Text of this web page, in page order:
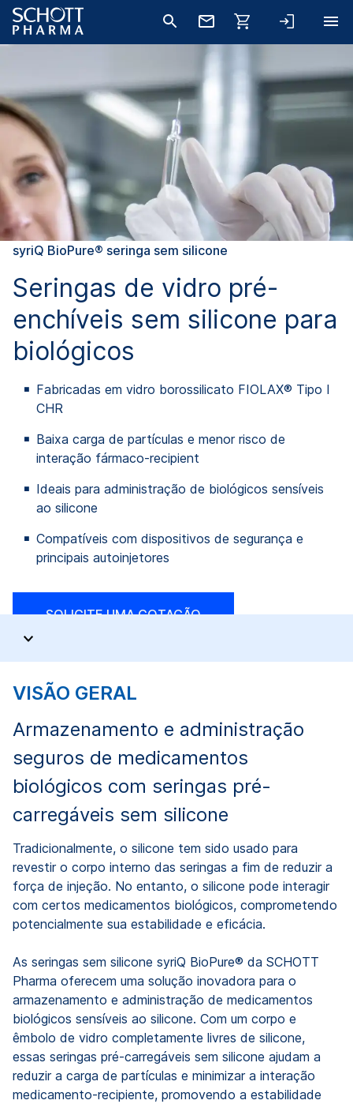
syriQ BioPure® seringa sem silicone
Seringas de vidro pré-
enchíveis sem silicone para
biológicos
Fabricadas em vidro borossilicato FIOLAX® Tipo I
CHR
Baixa carga de partículas e menor risco de
interação fármaco-recipient
Ideais para administração de biológicos sensíveis
ao silicone
Compatíveis com dispositivos de segurança e
principais autoinjetores
SOLICITE UMA COTAÇÃO
VISÃO GERAL
Armazenamento e administração
seguros de medicamentos
biológicos com seringas pré-
carregáveis sem silicone
Tradicionalmente, o silicone tem sido usado para
revestir o corpo interno das seringas a fim de reduzir a
força de injeção. No entanto, o silicone pode interagir
com certos medicamentos biológicos, comprometendo
potencialmente sua estabilidade e eficácia.
As seringas sem silicone syriQ BioPure® da SCHOTT
Pharma oferecem uma solução inovadora para o
armazenamento e administração de medicamentos
biológicos sensíveis ao silicone. Com um corpo e
êmbolo de vidro completamente livres de silicone,
essas seringas pré-carregáveis sem silicone ajudam a
reduzir a carga de partículas e minimizar a interação
medicamento-recipiente, promovendo a estabilidade